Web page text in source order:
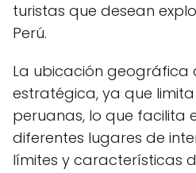
turistas que desean
Perú.
La ubicación geográfica
estratégica, ya que
peruanas, lo que facilita
diferentes lugares de
límites y características